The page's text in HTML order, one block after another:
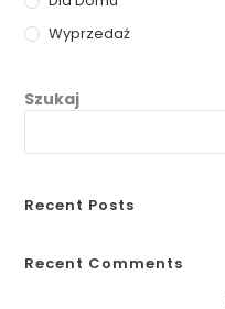
Wyprzedaż
Szukaj
Recent Posts
Recent Comments